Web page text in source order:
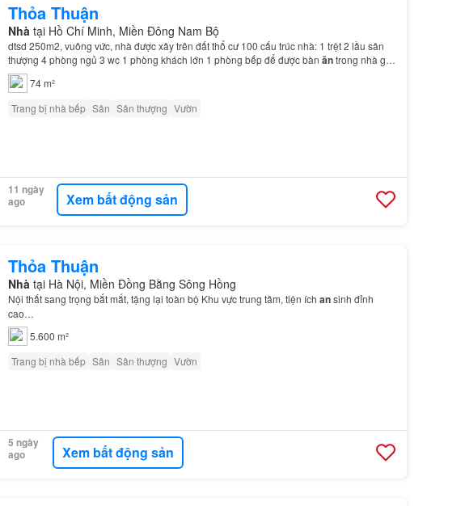
Thỏa Thuận
Nhàtại Hồ Chí Minh, Miền Đông Nam Bộ
dtsd 250m2, vuông vức, nhà được xây trên đất thổ cư 100 cấu trúc nhà: 1 trệt 2 lầu sân
thượng 4 phòng ngủ 3 wc 1 phòng khách lớn 1 phòng bếp để được bàn ăntrong nhà giá
5…
74 m²
Trang bị nhà bếp Sân Sân thượng Vườn
11 ngày
ago
Xem bất động sản
Thỏa Thuận
Nhàtại Hà Nội, Miền Đồng Bằng Sông Hồng
Nội thất sang trọng bắt mắt, tặng lại toàn bộ Khu vực trung tâm, tiện ích ansinh đỉnh
cao…
5.600 m²
Trang bị nhà bếp Sân Sân thượng Vườn
5 ngày
ago
Xem bất động sản